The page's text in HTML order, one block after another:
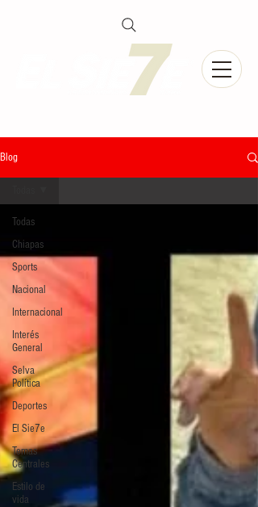
Blog
Todas
Chiapas
Sports
Nacional
Internacional
Interés
General
Selva
Política
Deportes
El Sie7e
Temas
Centrales
Estilo de
vida